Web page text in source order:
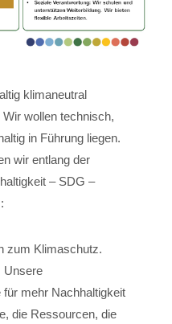
klimaneutral
wollen technisch,
in Führung liegen.
wir entlang der
– SDG –
zum Klimaschutz.
Unsere
mehr Nachhaltigkeit
die Ressourcen, die